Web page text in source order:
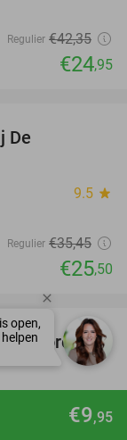
€9,95
Regulier €42,35
€24,95
De
9.5 star
Regulier €35,45
€25,50
45%
Toren in